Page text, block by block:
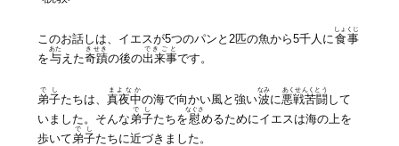
このお話しは、イエスが5つのパンと2匹の魚から5千人に 食事
しょくじ
を与
あた
えた奇蹟
きせき
の後の出来事
できごと
です。
弟子
でし
たちは、真夜中
まよなか
の海で向かい風と強い波
なみ
に 悪戦苦闘
あくせんくとう
して
いました。そんな 弟子
でし
たちを慰
なぐさ
めるためにイエスは海の上を
歩いて 弟子
でし
たちに近づきました。